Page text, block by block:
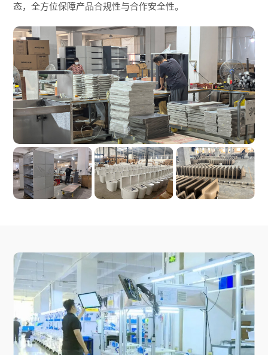
态，全方位保障产品合规性与合作安全性。